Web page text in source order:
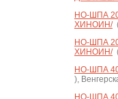
НО-ШПА
ХИНОИН/
НО-ШПА
ХИНОИН/
НО-ШПА
),
НО-ШПА